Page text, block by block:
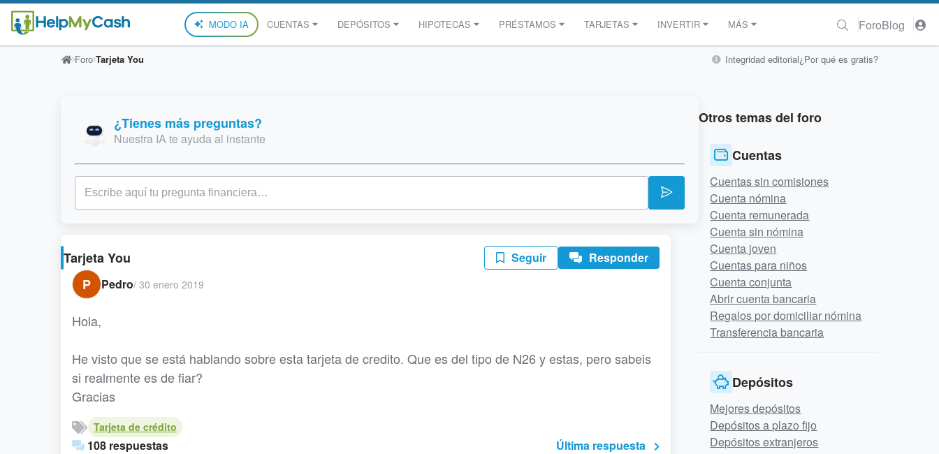
MODO IA CUENTAS DEPÓSITOS HIPOTECAS PRÉSTAMOS TARJETAS INVERTIR MÁS ForoBlog
Integridad editorial¿Por qué es gratis?
Foro Tarjeta You
¿Tienes más preguntas?
Nuestra IA te ayuda al instante
Tarjeta You Seguir Responder
P Pedro/ 30 enero 2019
Hola,
He visto que se está hablando sobre esta tarjeta de credito. Que es del tipo de N26 y estas, pero sabeis
si realmente es de fiar?
Gracias
Tarjeta de crédito
108 respuestas Última respuesta
Otros temas del foro
Cuentas
Cuentas sin comisiones
Cuenta nómina
Cuenta remunerada
Cuenta sin nómina
Cuenta joven
Cuentas para niños
Cuenta conjunta
Abrir cuenta bancaria
Regalos por domiciliar nómina
Transferencia bancaria
Depósitos
Mejores depósitos
Depósitos a plazo fijo
Depósitos extranjeros